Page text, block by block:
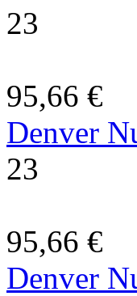
23
95,66 €
Denver
23
95,66 €
Denver